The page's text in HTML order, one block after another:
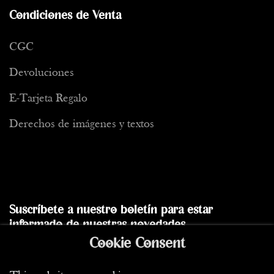
Condiciones de Venta
CGC
Devoluciones
E-Tarjeta Regalo
Derechos de imágenes y textos
Suscríbete a nuestro boletín para estar
informado de nuestras novedades
Cookie Consent